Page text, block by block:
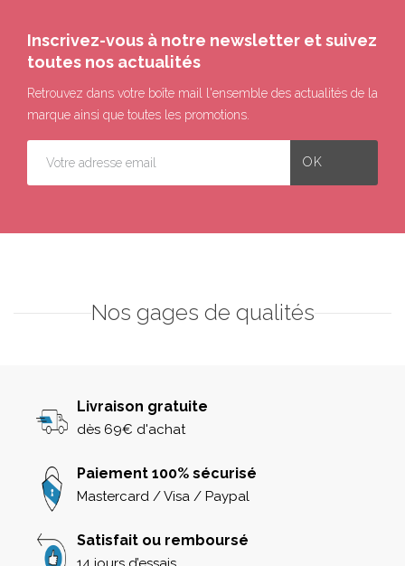
Inscrivez-vous à notre newsletter et suivez
toutes nos actualités
Retrouvez dans votre boîte mail l'ensemble des actualités de la
marque ainsi que toutes les promotions.
Nos gages de qualités
Livraison gratuite
dès 69€ d'achat
Paiement 100% sécurisé
Mastercard / Visa / Paypal
Satisfait ou remboursé